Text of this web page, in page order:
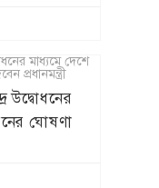
উদ্বোধনের
ঘোষণা